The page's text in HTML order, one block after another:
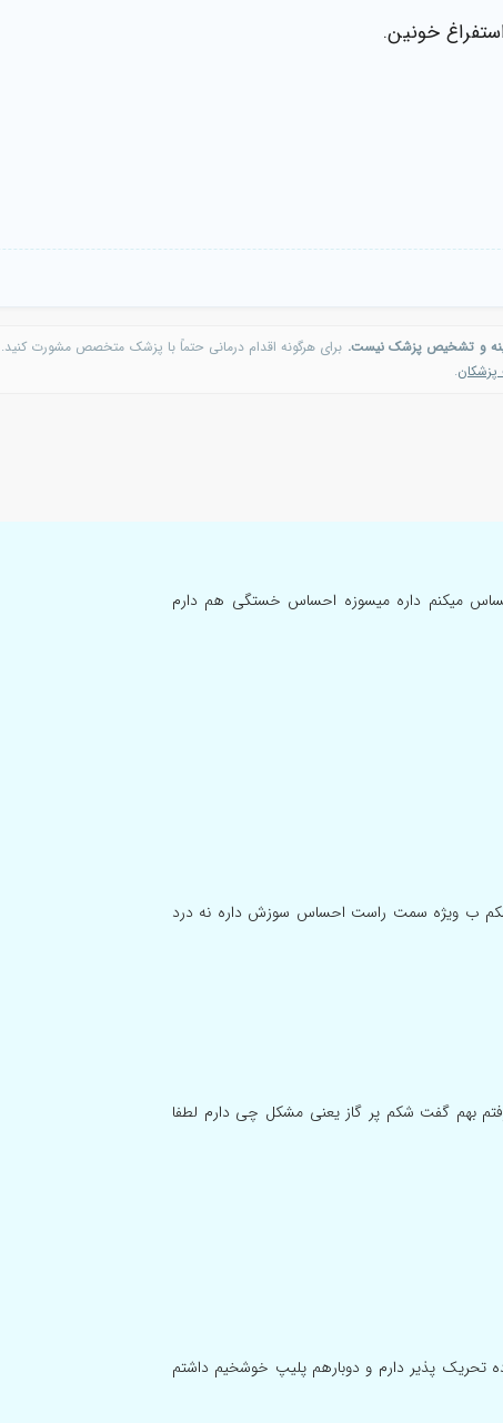
خونین.
و تشخیص پزشک نیست. برای هرگونه اقدام درمانی حتماً با پزشک متخصص مشورت کنید.
پزشکان.
میکنم داره میسوزه احساس خستگی هم دارم
ب ویژه سمت راست احساس سوزش داره نه درد
بهم گفت شکم پر گاز یعنی مشکل چی دارم لطفا
پذیر دارم و دوبارهم پلیپ خوشخیم داشتم